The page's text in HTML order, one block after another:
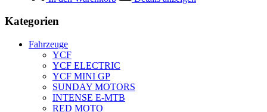
Kategorien
Fahrzeuge
YCF
YCF ELECTRIC
YCF MINI GP
SUNDAY MOTORS
INTENSE E-MTB
RED MOTO